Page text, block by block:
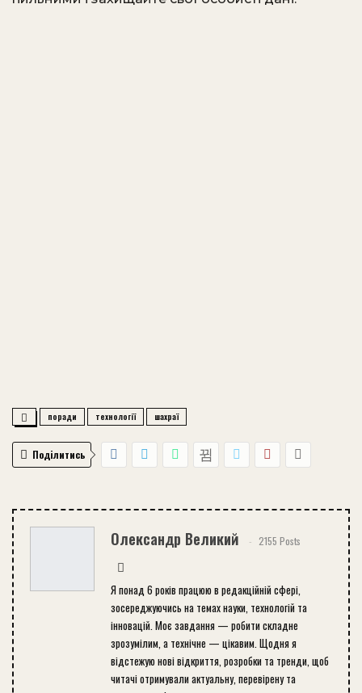
поради технології шахраї
Поділитись
Олександр Великий 2155 Posts
Я понад 6 років працюю в редакційній сфері,
зосереджуючись на темах науки, технологій та
інновацій. Моє завдання — робити складне
зрозумілим, а технічне — цікавим. Щодня я
відстежую нові відкриття, розробки та тренди, щоб
читачі отримували актуальну, перевірену та